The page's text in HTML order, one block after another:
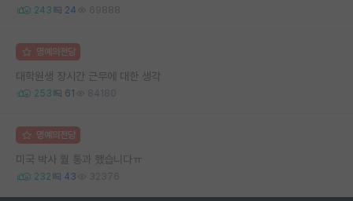
243 24 69888
명예의전당
대학원생 장시간 근무에 대한 생각
253 61 84180
명예의전당
미국 박사 퀄 통과 했습니다ㅠ
232 43 32376